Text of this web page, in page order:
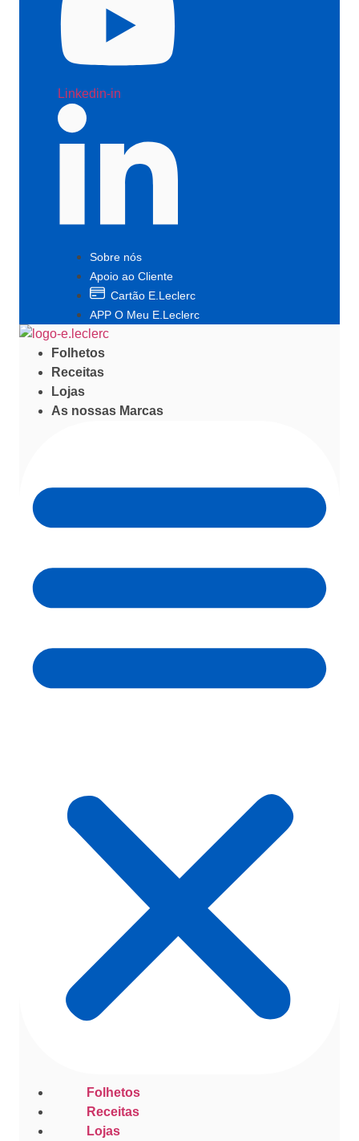
Linkedin-in
Sobre nós
Apoio ao Cliente
Cartão E.Leclerc
APP O Meu E.Leclerc
Folhetos
Receitas
Lojas
As nossas Marcas
Folhetos
Receitas
Lojas